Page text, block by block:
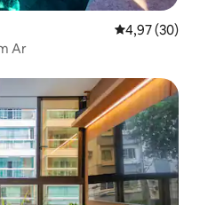
4,97 de uma
4,97 (30)
Ar
hóspedes